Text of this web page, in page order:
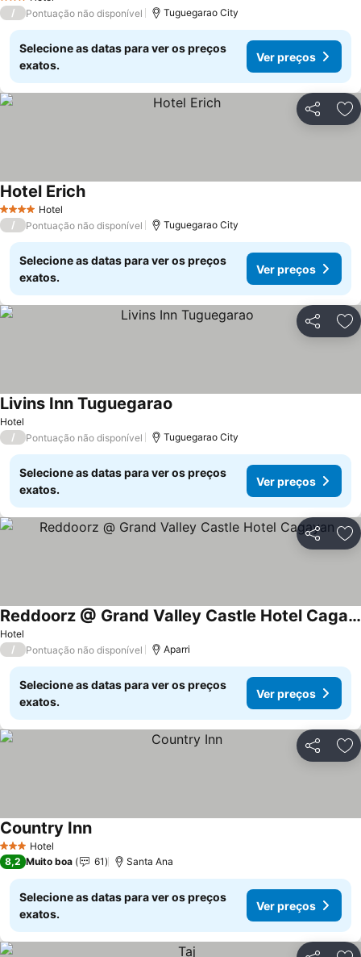
3 Estrelas
/
Pontuação não disponível Tuguegarao City
Selecione as datas para ver os preços
exatos.
Ver preços
Partilhar
4 EstrelasHotel
Hotel Erich
/ Pontuação não disponível Tuguegarao City
Selecione as datas para ver os preços
exatos.
Ver preços
Partilhar
Hotel
Livins Inn Tuguegarao
/ Pontuação não disponível Tuguegarao City
Selecione as datas para ver os preços
exatos.
Ver preços
Partilhar
Hotel
Reddoorz @ Grand Valley Castle Hotel Cagayan
/ Pontuação não disponível Aparri
Selecione as datas para ver os preços
exatos.
Ver preços
Partilhar
3 EstrelasHotel
Country Inn
8,2 Muito boa 61 Santa Ana
Selecione as datas para ver os preços
exatos.
Ver preços